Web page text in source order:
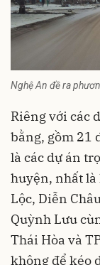
Nghệ An đề ra
Riêng với các
bằng, gồm 21
là các dự án
huyện, nhất
Lộc, Diễn
Quỳnh Lưu
Thái Hòa và
không để kéo